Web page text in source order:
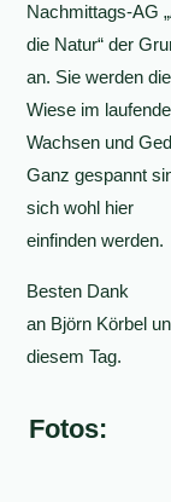
Nachmittags-AG
die Natur“ der
an. Sie werden die
Wiese im
Wachsen und
Ganz gespannt
sich wohl hier
einfinden werden.
Besten Dank
an Björn Körbel
diesem Tag.
Fotos: